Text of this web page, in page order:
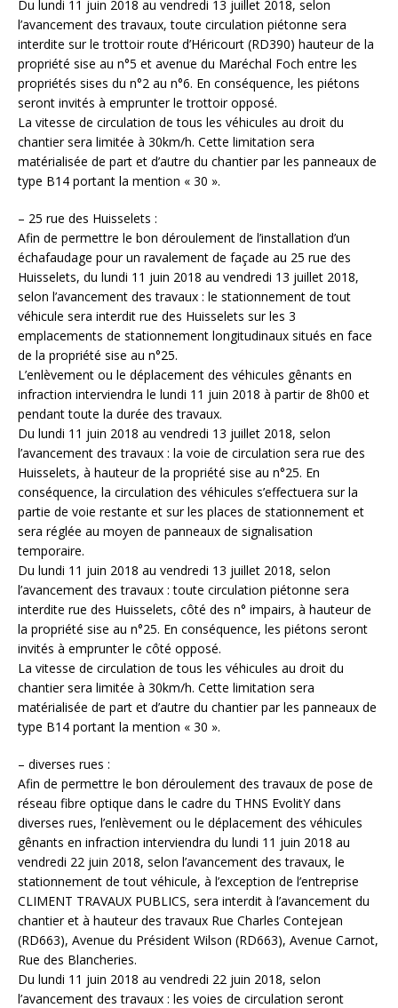
Du lundi 11 juin 2018 au vendredi 13 juillet 2018, selon
l’avancement des travaux, toute circulation piétonne sera
interdite sur le trottoir route d’Héricourt (RD390) hauteur de la
propriété sise au n°5 et avenue du Maréchal Foch entre les
propriétés sises du n°2 au n°6. En conséquence, les piétons
seront invités à emprunter le trottoir opposé.
La vitesse de circulation de tous les véhicules au droit du
chantier sera limitée à 30km/h. Cette limitation sera
matérialisée de part et d’autre du chantier par les panneaux de
type B14 portant la mention « 30 ».
– 25 rue des Huisselets :
Afin de permettre le bon déroulement de l’installation d’un
échafaudage pour un ravalement de façade au 25 rue des
Huisselets, du lundi 11 juin 2018 au vendredi 13 juillet 2018,
selon l’avancement des travaux : le stationnement de tout
véhicule sera interdit rue des Huisselets sur les 3
emplacements de stationnement longitudinaux situés en face
de la propriété sise au n°25.
L’enlèvement ou le déplacement des véhicules gênants en
infraction interviendra le lundi 11 juin 2018 à partir de 8h00 et
pendant toute la durée des travaux.
Du lundi 11 juin 2018 au vendredi 13 juillet 2018, selon
l’avancement des travaux : la voie de circulation sera rue des
Huisselets, à hauteur de la propriété sise au n°25. En
conséquence, la circulation des véhicules s’effectuera sur la
partie de voie restante et sur les places de stationnement et
sera réglée au moyen de panneaux de signalisation
temporaire.
Du lundi 11 juin 2018 au vendredi 13 juillet 2018, selon
l’avancement des travaux : toute circulation piétonne sera
interdite rue des Huisselets, côté des n° impairs, à hauteur de
la propriété sise au n°25. En conséquence, les piétons seront
invités à emprunter le côté opposé.
La vitesse de circulation de tous les véhicules au droit du
chantier sera limitée à 30km/h. Cette limitation sera
matérialisée de part et d’autre du chantier par les panneaux de
type B14 portant la mention « 30 ».
– diverses rues :
Afin de permettre le bon déroulement des travaux de pose de
réseau fibre optique dans le cadre du THNS EvolitY dans
diverses rues, l’enlèvement ou le déplacement des véhicules
gênants en infraction interviendra du lundi 11 juin 2018 au
vendredi 22 juin 2018, selon l’avancement des travaux, le
stationnement de tout véhicule, à l’exception de l’entreprise
CLIMENT TRAVAUX PUBLICS, sera interdit à l’avancement du
chantier et à hauteur des travaux Rue Charles Contejean
(RD663), Avenue du Président Wilson (RD663), Avenue Carnot,
Rue des Blancheries.
Du lundi 11 juin 2018 au vendredi 22 juin 2018, selon
l’avancement des travaux : les voies de circulation seront